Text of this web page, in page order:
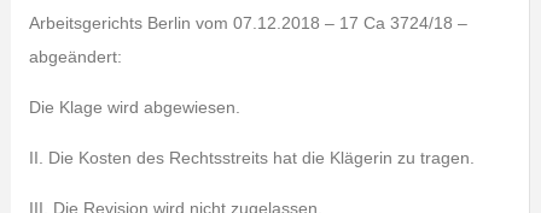
Arbeitsgerichts Berlin vom 07.12.2018 – 17 Ca 3724/18 –
abgeändert:
Die Klage wird abgewiesen.
II. Die Kosten des Rechtsstreits hat die Klägerin zu tragen.
III. Die Revision wird nicht zugelassen.